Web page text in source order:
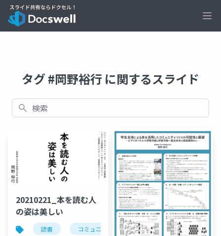
タグ #岡野裕行 に関するスライド
検索
20210221_本を読む人
の姿は美しい
読書 コミュニティ